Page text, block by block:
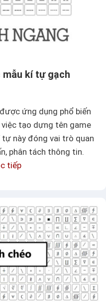
mẫu kí tự gạch
ứng dụng phổ biến
việc tạo dựng tên game
tự này đóng vai trò quan
phân tách thông tin.
tiếp
ự
g
ạ
c
h
n
g
a